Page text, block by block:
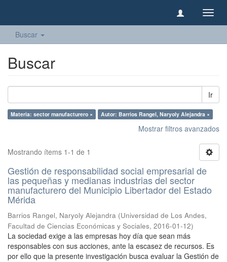
Buscar
Buscar
Ir
Materia: sector manufacturero × Autor: Barrios Rangel, Naryoly Alejandra ×
Mostrar filtros avanzados
Mostrando ítems 1-1 de 1
Gestión de responsabilidad social empresarial de
las pequeñas y medianas industrias del sector
manufacturero del Municipio Libertador del Estado
Mérida
Barrios Rangel, Naryoly Alejandra (Universidad de Los Andes,
Facultad de Ciencias Económicas y Sociales, 2016-01-12)
La sociedad exige a las empresas hoy día que sean más
responsables con sus acciones, ante la escasez de recursos. Es
por ello que la presente investigación busca evaluar la Gestión de